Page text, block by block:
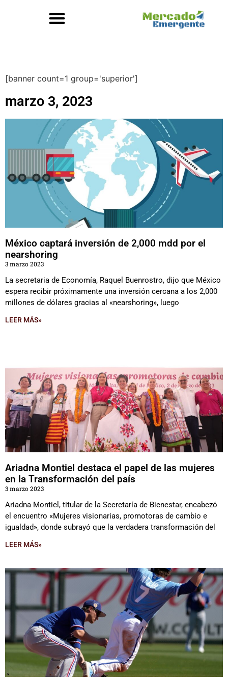
[banner count=1 group='superior']
marzo 3, 2023
México captará inversión de 2,000 mdd por el
nearshoring
3 marzo 2023
La secretaria de Economía, Raquel Buenrostro, dijo que México
espera recibir próximamente una inversión cercana a los 2,000
millones de dólares gracias al «nearshoring», luego
LEER MÁS»
Ariadna Montiel destaca el papel de las mujeres
en la Transformación del país
3 marzo 2023
Ariadna Montiel, titular de la Secretaría de Bienestar, encabezó
el encuentro «Mujeres visionarias, promotoras de cambio e
igualdad», donde subrayó que la verdadera transformación del
LEER MÁS»